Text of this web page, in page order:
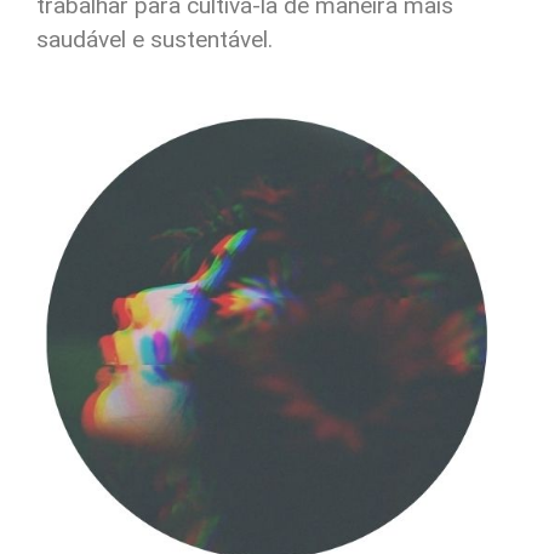
trabalhar para cultivá-la de maneira mais
saudável e sustentável.